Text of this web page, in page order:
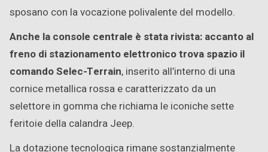
sposano con la vocazione polivalente del modello.
Anche la console centrale è stata rivista: accanto al
freno di stazionamento elettronico trova spazio il
comando Selec-Terrain, inserito all’interno di una
cornice metallica rossa e caratterizzato da un
selettore in gomma che richiama le iconiche sette
feritoie della calandra Jeep.
La dotazione tecnologica rimane sostanzialmente